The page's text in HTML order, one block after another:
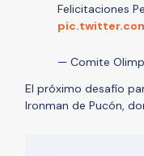
Felicitaciones
— Comite
El próximo desafío
Ironman de Pucón,